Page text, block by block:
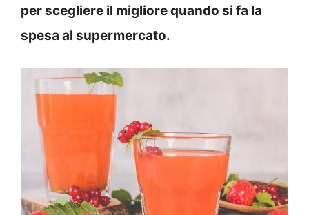
per scegliere il migliore quando si fa la
spesa al supermercato.